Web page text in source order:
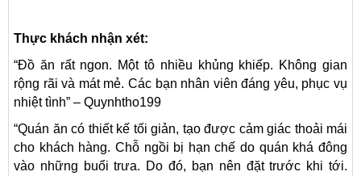
Thực khách nhận xét:
“Đồ ăn rất ngon. Một tô nhiều khủng khiếp. Không gian
rộng rãi và mát mẻ. Các bạn nhân viên đáng yêu, phục vụ
nhiệt tình” – Quynhtho199
“Quán ăn có thiết kế tối giản, tạo được cảm giác thoải mái
cho khách hàng. Chỗ ngồi bị hạn chế do quán khá đông
vào những buổi trưa. Do đó, bạn nên đặt trước khi tới.